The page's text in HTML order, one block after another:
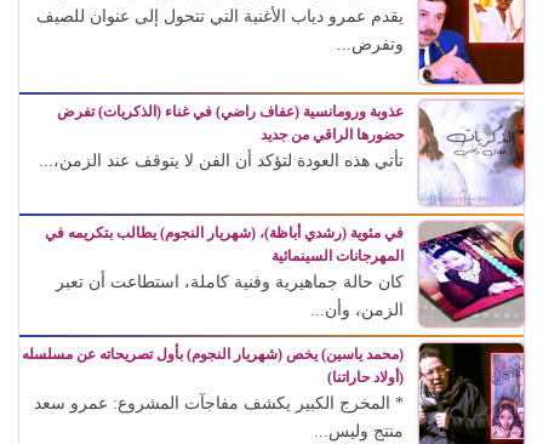
يقدم عمرو دياب الأغنية التي تتحول إلى عنوان للصيف
وتفرض...
عذوبة ورومانسية (عفاف راضي) في غناء (الذكريات) تفرض
حضورها الراقي من جديد
تأتي هذه العودة لتؤكد أن الفن لا يتوقف عند الزمن،...
في مئوية (رشدي أباظة)، (شهريار النجوم) يطالب بتكريمه في
المهرجانات السينمائية
كان حالة جماهيرية وفنية كاملة، استطاعت أن تعبر
الزمن، وأن...
(محمد ياسين) يخص (شهريار النجوم) بأول تصريحاته عن مسلسله
(أولاد حاراتنا)
* المخرج الكبير يكشف مفاجآت المشروع: عمرو سعد
منتج وليس...